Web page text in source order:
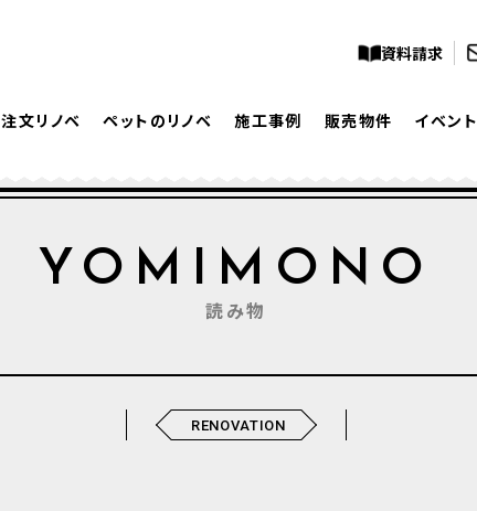
資料請求
注文リノベ ペットのリノベ 施工事例 販売物件 イベント
YOMIMONO
読み物
RENOVATION